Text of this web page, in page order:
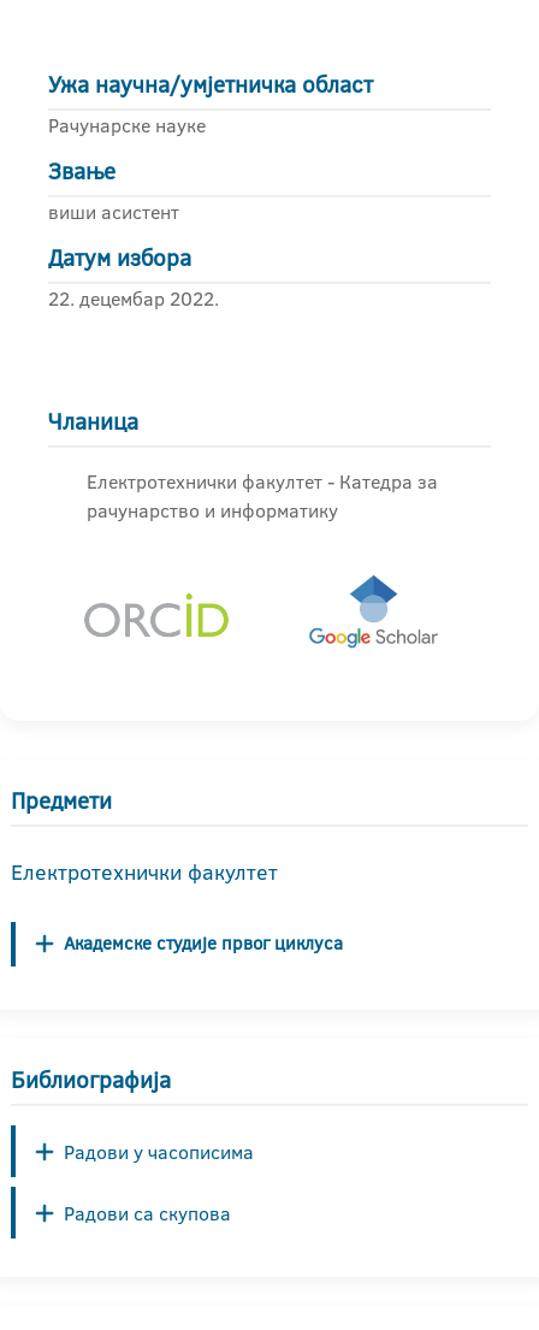
Ужа научна/умјетничка област
Рачунарске науке
Звање
виши асистент
Датум избора
22. децембар 2022.
Чланица
Електротехнички факултет - Катедра за
рачунарство и информатику
Предмети
Електротехнички факултет
Академске студије првог циклуса
Библиографија
Радови у часописима
Радови са скупова